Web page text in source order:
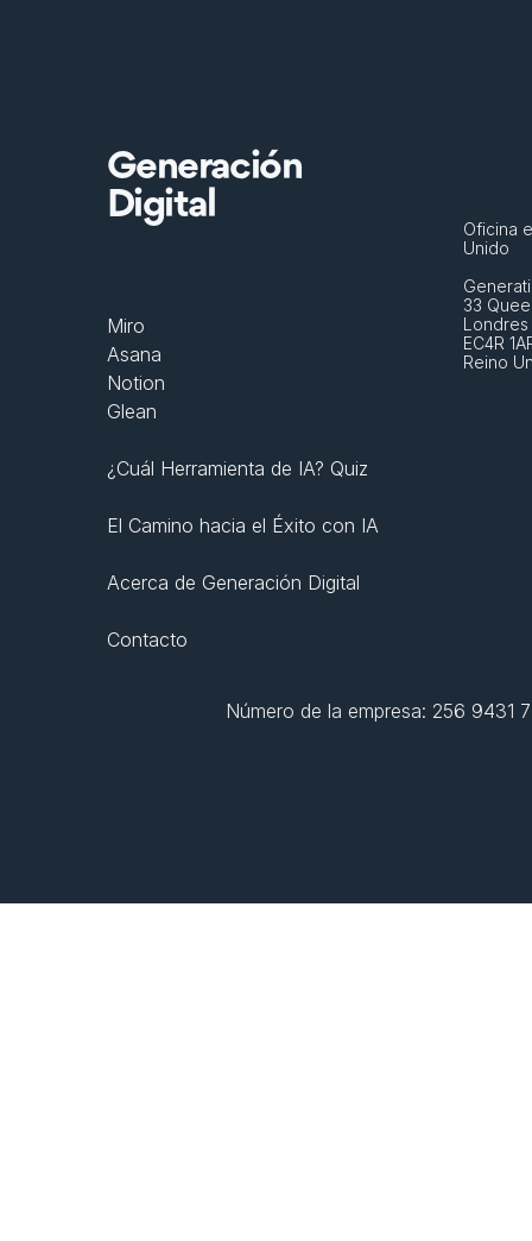
Generación
Digital
Miro
Asana
Notion
Glean
¿Cuál Herramienta de IA? Quiz
El Camino hacia el Éxito con IA
Acerca de Generación Digital
Contacto
Oficina
Unido
33
Londres
EC4R
Reino
Número de la empresa: 256